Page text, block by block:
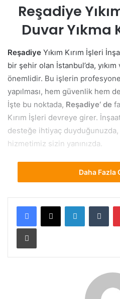
Reşadiye
Duvar Yıkma
Reşadiye Yıkım Kırım İşleri
bir şehir olan İstanbul’da,
önemlidir. Bu işlerin
yapılması, hem güvenlik hem
İşte bu noktada, Reşadiye‘ de
Kırım İşleri devreye girer.
desteğe ihtiyaç duyduğunuzda,
hizmetimiz sizin yanınızda.
Reşadiye
Tecrübe ve Uzmanlık:
deneyimimizle, her türlü
gerçekleştirebiliriz.
zaman riskli olabilir. Bu
tutuyoruz. İşlerimizi
Daha Fazla
LinkedIn
Yazdır